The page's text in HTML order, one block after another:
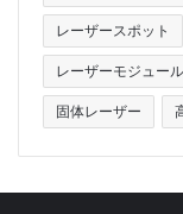
イッテルビウム添
レーザースポット
レーザーモジュール
固体レーザー